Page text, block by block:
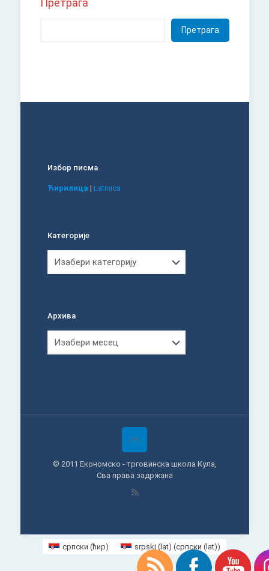
Претрага
Претрага
Избор писма
Ћирилица | Latinica
Категорије
Архива
© 2011 Економско - трговинска школа Кула,
Сва права задржана
српски (ћир) srpski (lat) (српски (lat))